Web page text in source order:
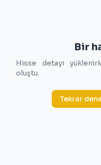
Bir
Hisse detayı
oluştu.
Tekrar